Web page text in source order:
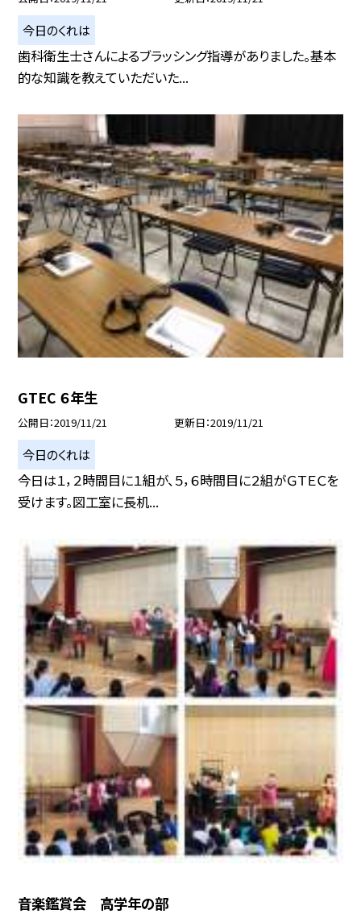
今日のくれは
歯科衛生士さんによるブラッシング指導がありました。基本
的な知識を教えていただいた...
GTEC ６年生
公開日 2019/11/21 更新日 2019/11/21
今日のくれは
今日は１，２時間目に１組が、５，６時間目に２組がＧＴＥＣを
受けます。図工室に長机...
音楽鑑賞会 高学年の部